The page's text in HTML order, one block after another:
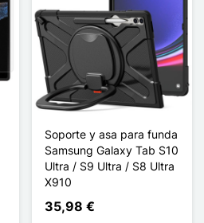
Soporte y asa para funda
Samsung Galaxy Tab S10
Ultra / S9 Ultra / S8 Ultra
X910
35,98 €